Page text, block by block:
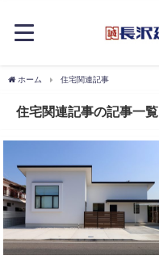
ホーム 住宅関連記事
住宅関連記事の記事一覧